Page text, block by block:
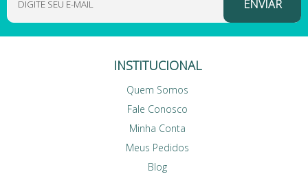
INSTITUCIONAL
Quem Somos
Fale Conosco
Minha Conta
Meus Pedidos
Blog